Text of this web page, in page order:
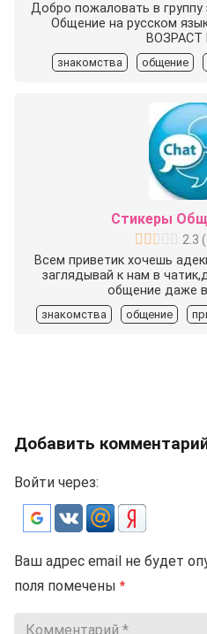
Добро пожаловать в
Общение на русском
ВОЗРАСТ
знакомства общение
Стикеры
2.3 (
Всем приветик хочешь
заглядывай к нам в
общение даже
знакомства общение
Добавить
Войти через:
Ваш адрес email не будет
поля помечены *